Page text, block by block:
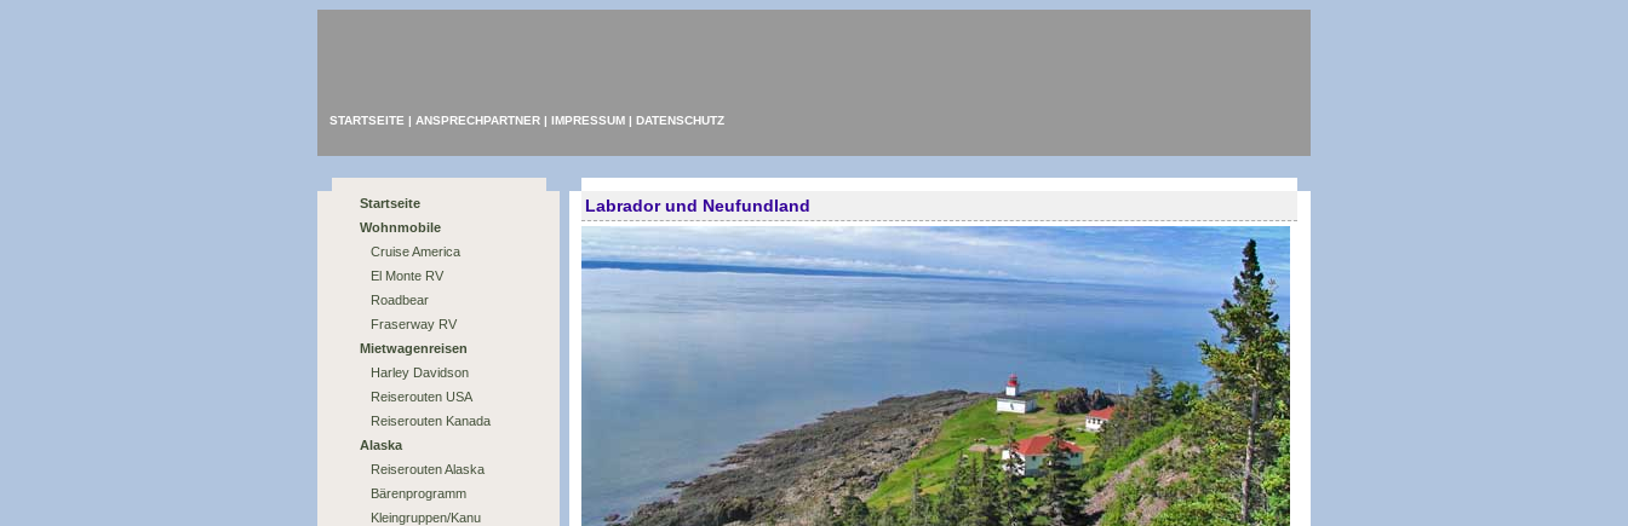
STARTSEITE | ANSPRECHPARTNER | IMPRESSUM | DATENSCHUTZ
Startseite
Wohnmobile
Cruise America
El Monte RV
Roadbear
Fraserway RV
Mietwagenreisen
Harley Davidson
Reiserouten USA
Reiserouten Kanada
Alaska
Reiserouten Alaska
Bärenprogramm
Kleingruppen/Kanu
Labrador und Neufundland